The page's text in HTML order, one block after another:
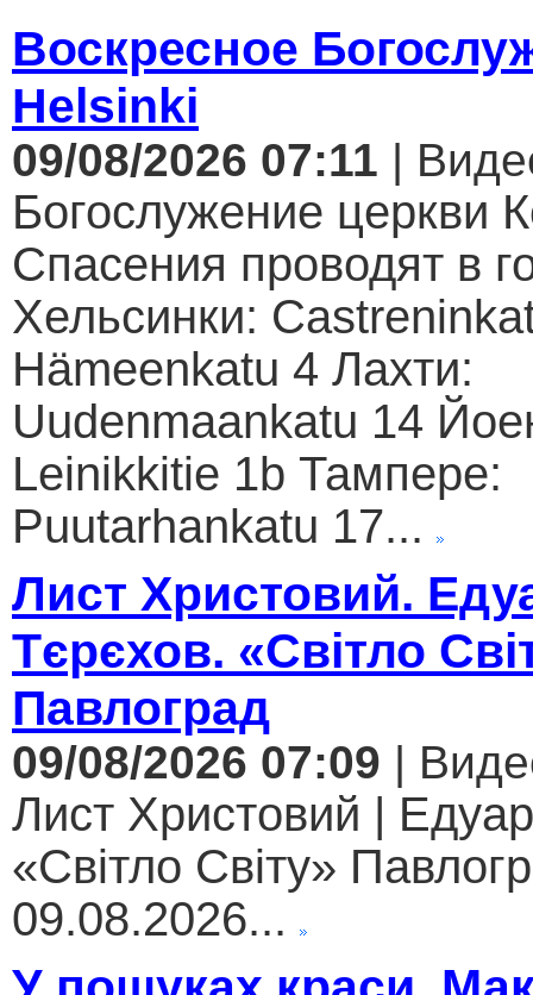
Воскресное
Helsinki
09/08/2026 07:11 |
Богослужение церкви
Спасения проводят в
Хельсинки:
Hämeenkatu 4 Лахти:
Uudenmaankatu 14
Leinikkitie 1b Тампере:
Puutarhankatu 17...
Лист Христовий.
Тєрєхов. «Світло
Павлоград
09/08/2026 07:09 |
Лист Христовий |
«Світло Світу»
09.08.2026...